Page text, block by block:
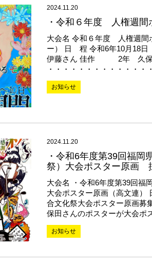
2024.11.20
・令和６年度 人権週間
大会名 令和６年度 人権週間
ー） 日 程 令和6年10月
伊藤さん 佳作 2年 久保
・・・・・・・・・・・・
お知らせ
2024.11.20
・令和6年度第39回福岡
祭）大会ポスター原画
大会名 ・令和6年度第39回福
大会ポスター原画（高文連
合文化祭大会ポスター原画募
保田さんのポスターが大会ポ
お知らせ